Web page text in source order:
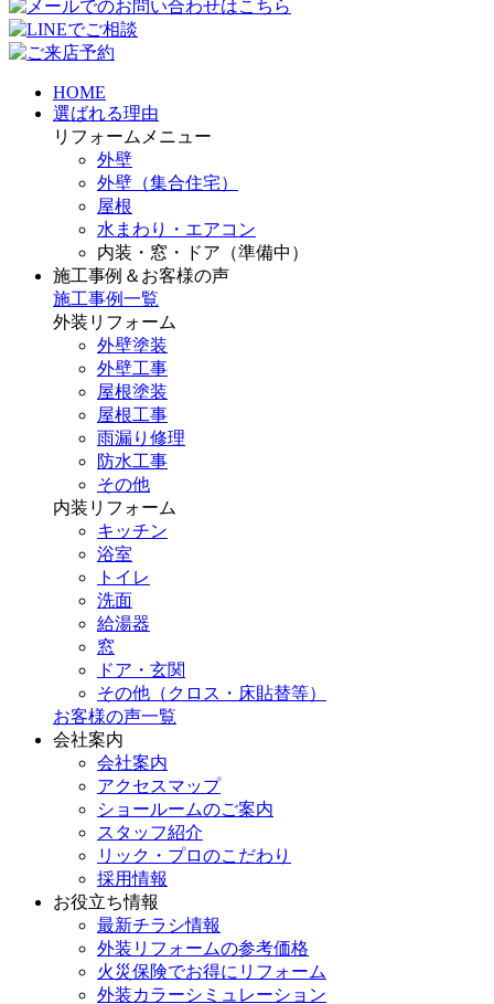
HOME
選ばれる理由
リフォームメニュー
外壁
外壁（集合住宅）
屋根
水まわり・エアコン
内装・窓・ドア（準備中）
施工事例＆お客様の声
施工事例一覧
外装リフォーム
外壁塗装
外壁工事
屋根塗装
屋根工事
雨漏り修理
防水工事
その他
内装リフォーム
キッチン
浴室
トイレ
洗面
給湯器
窓
ドア・玄関
その他（クロス・床貼替等）
お客様の声一覧
会社案内
会社案内
アクセスマップ
ショールームのご案内
スタッフ紹介
リック・プロのこだわり
採用情報
お役立ち情報
最新チラシ情報
外装リフォームの参考価格
火災保険でお得にリフォーム
外装カラーシミュレーション